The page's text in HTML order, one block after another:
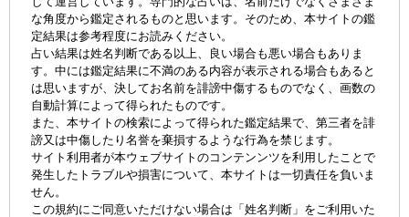
な角度から鑑定されるものと思います。そのため、本サイトの鑑
定結果は参考程度にお読みください。
占い結果は姓名判断である以上、良い場合も悪い場合もありま
す。中には鑑定結果に不満のある内容が表示される場合もあると
は思いますが、決してお名前を誹謗中傷するものでなく、画数の
自動計算によって得られたものです。
また、本サイトの検索によって得られた鑑定結果で、第三者を誹
謗又は中傷したり名誉を棄損するような行為を禁じます。
サイト利用者が本ウェブサイトのコンテンンツを利用したことで
発生したトラブルや損害について、本サイトは一切責任を負いま
せん。
この規約にご同意いただけない場合は「姓名判断」をご利用いた